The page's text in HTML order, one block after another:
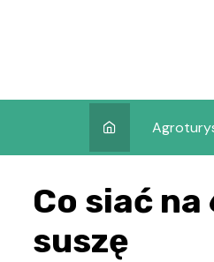
Co siać
suszę